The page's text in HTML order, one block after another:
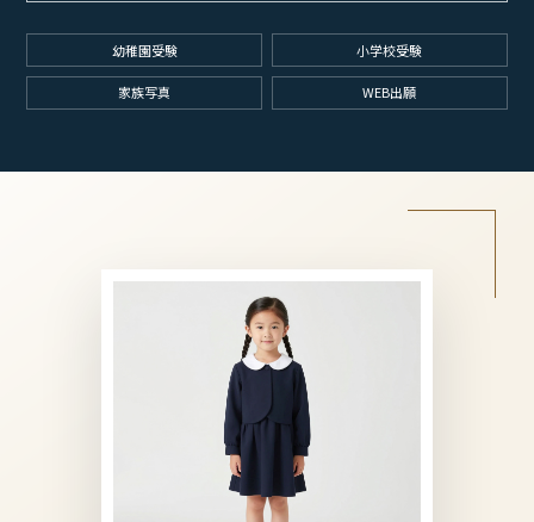
幼稚園受験 小学校受験
家族写真 WEB出願